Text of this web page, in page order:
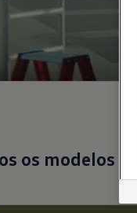
os modelos